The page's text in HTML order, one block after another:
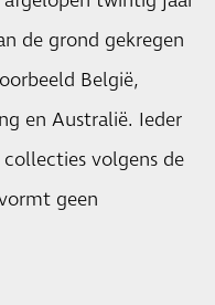
de grond gekregen
België,
en Australië. Ieder
volgens de
geen